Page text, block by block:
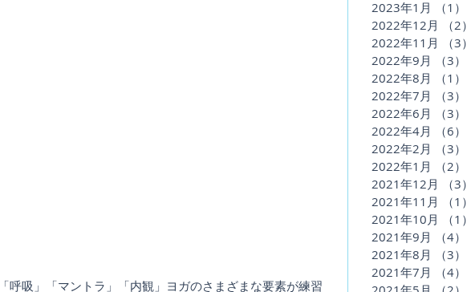
2023年1月
（1）
2022年12月
（2）
2022年11月
（3）
2022年9月
（3）
2022年8月
（1）
2022年7月
（3）
2022年6月
（3）
2022年4月
（6）
2022年2月
（3）
2022年1月
（2）
2021年12月
（3）
2021年11月
（1）
2021年10月
（1）
2021年9月
（4）
2021年8月
（3）
2021年7月
（4）